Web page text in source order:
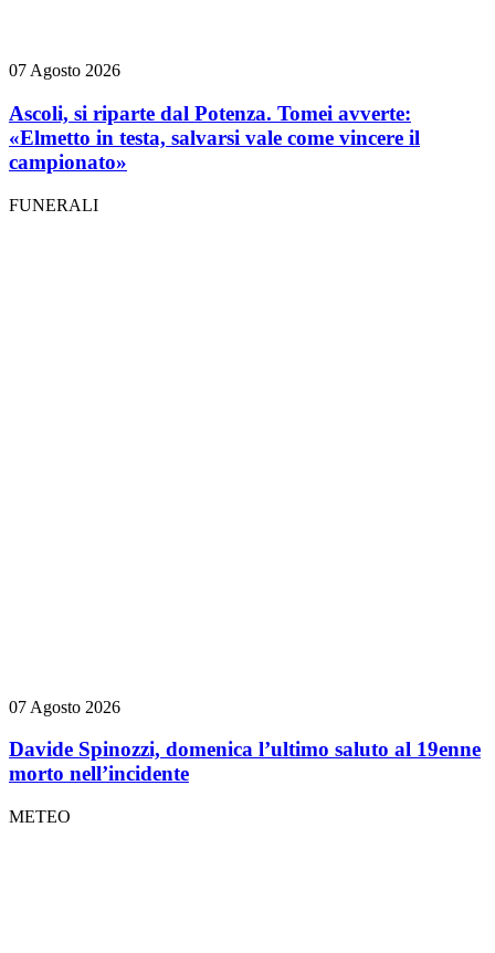
07 Agosto 2026
Ascoli, si riparte dal Potenza. Tomei avverte:
«Elmetto in testa, salvarsi vale come vincere il
campionato»
FUNERALI
07 Agosto 2026
Davide Spinozzi, domenica l’ultimo saluto al 19enne
morto nell’incidente
METEO